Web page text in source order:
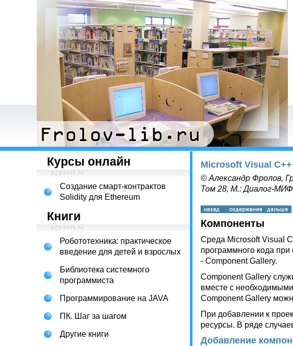
Курсы онлайн
Создание смарт-контрактов
Solidity для Ethereum
Книги
Робототехника: практическое
введение для детей и взрослых
Библиотека системного
программиста
Программирование на JAVA
ПК. Шаг за шагом
Другие книги
Microsoft Visual
© Александр Фролов,
Том 28, М.: Диалог-
Компоненты
Среда Microsoft Visual
программного кода
- Component Gallery.
Component Gallery
вместе с
Component Gallery
При добавлении к
ресурсы. В ряде
Добавление